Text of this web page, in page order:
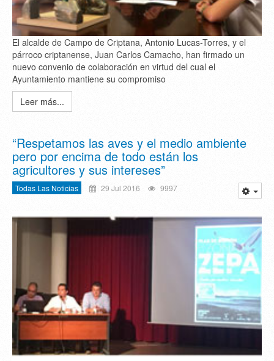
El alcalde de Campo de Criptana, Antonio Lucas-Torres, y el
párroco criptanense, Juan Carlos Camacho, han firmado un
nuevo convenio de colaboración en virtud del cual el
Ayuntamiento mantiene su compromiso
Leer más...
“Respetamos las aves y el medio ambiente
pero por encima de todo están los
agricultores y sus intereses”
Todas Las Noticias 29 Jul 2016 9997